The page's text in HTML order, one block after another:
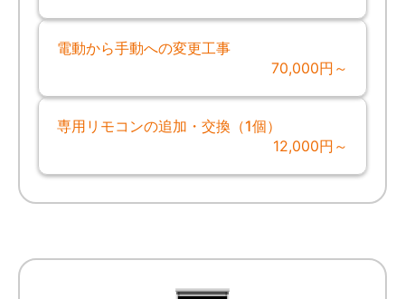
電動から手動への変更工事
70,000円～
専用リモコンの追加・交換（1個）
12,000円～